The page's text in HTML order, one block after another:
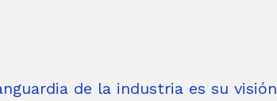
de la industria es su visión